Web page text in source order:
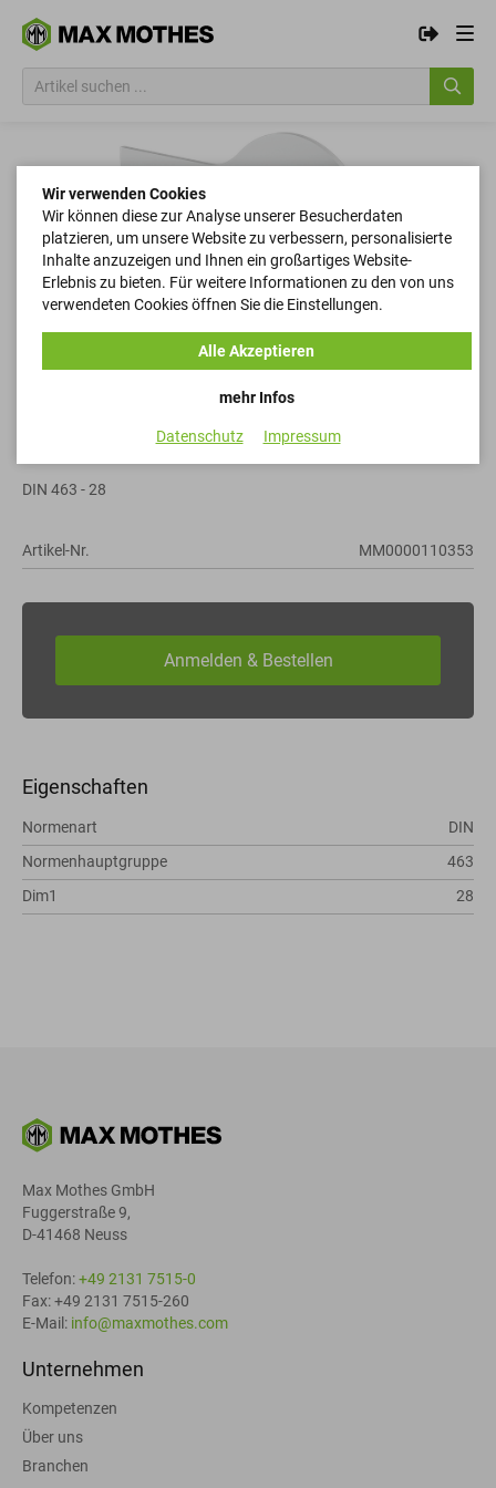
DIN 463 - 28
Artikel-Nr. MM0000110353
Eigenschaften
Normenart
DIN
Normenhauptgruppe
463
Dim1
28
Max Mothes GmbH
Fuggerstraße 9,
D-41468 Neuss
Telefon:+49 2131 7515-0
Fax: +49 2131 7515-260
E-Mail: info@maxmothes.com
Unternehmen
Kompetenzen
Über uns
Branchen
Wir verwenden Cookies
Wir können diese zur Analyse unserer Besucherdaten
platzieren, um unsere Website zu verbessern, personalisierte
Inhalte anzuzeigen und Ihnen ein großartiges Website-
Erlebnis zu bieten. Für weitere Informationen zu den von uns
verwendeten Cookies öffnen Sie die Einstellungen.
mehr Infos
Alle Akzeptieren
Datenschutz Impressum